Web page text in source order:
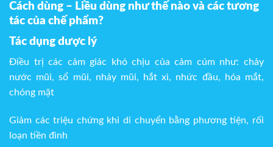
Cách dùng – Liều dùng như thế nào và các tương
tác của chế phẩm?
Tác dụng dược lý
Điều trị các cảm giác khó chịu của cảm cúm như: chảy
nước mũi, sổ mũi, nhảy mũi, hắt xì, nhức đầu, hóa mắt,
chóng mặt
Giảm các triệu chứng khi di chuyển bằng phương tiện, rối
loạn tiền đình